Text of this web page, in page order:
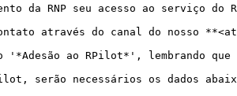
da RNP seu acesso ao serviço do
através do canal do nosso
'*Adesão ao RPilot*', lembrando
serão necessários os dados